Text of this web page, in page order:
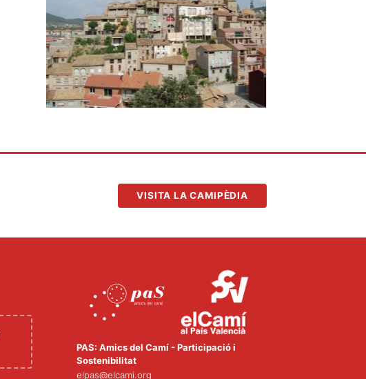
VISITA LA CAMIPÈDIA
PAS: Amics del Camí - Participació i
Sostenibilitat
elpas@elcami.org